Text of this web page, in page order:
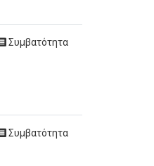
Συμβατότητα
Συμβατότητα